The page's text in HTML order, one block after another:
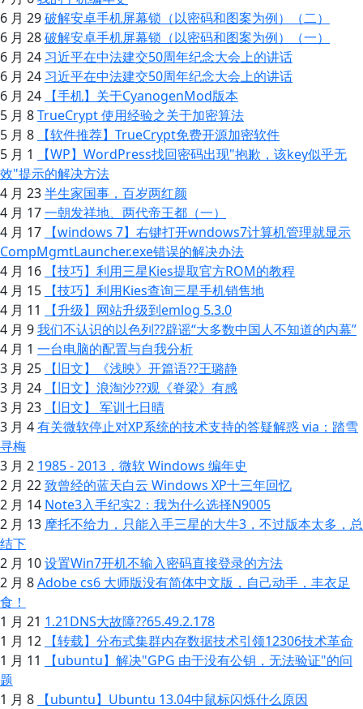
6 月 29破解安卓手机屏幕锁（以密码和图案为例）（二）
6 月 28破解安卓手机屏幕锁（以密码和图案为例）（一）
6 月 24 习近平在中法建交50周年纪念大会上的讲话
6 月 24 习近平在中法建交50周年纪念大会上的讲话
6 月 24
【手机】关于CyanogenMod版本
5 月 8TrueCrypt 使用经验之关于加密算法
5 月 8
【软件推荐】TrueCrypt免费开源加密软件
5 月 1
【WP】WordPress找回密码出现"抱歉，该key似乎无
效"提示的解决方法
4 月 23半生家国事，百岁两红颜
4 月 17一朝发祥地、两代帝王都（一）
4 月 17
【windows 7】右键打开wndows7计算机管理就显示
CompMgmtLauncher.exe错误的解决办法
4 月 16
【技巧】利用三星Kies提取官方ROM的教程
4 月 15
【技巧】利用Kies查询三星手机销售地
4 月 11
【升级】网站升级到emlog 5.3.0
4 月 9我们不认识的以色列??辟谣“大多数中国人不知道的内幕”
4 月 1 一台电脑的配置与自我分析
3 月 25
【旧文】《浅映》开篇语??王璐静
3 月 24
【旧文】浪淘沙??观《脊梁》有感
3 月 23
【旧文】 军训七日晴
3 月 4有关微软停止对XP系统的技术支持的答疑解惑 via：踏雪
寻梅
3 月 2 1985 - 2013，微软 Windows 编年史
2 月 22致曾经的蓝天白云 Windows XP十三年回忆
2 月 14 Note3入手纪实2：我为什么选择N9005
2 月 13 摩托不给力，只能入手三星的大牛3，不过版本太多，总
结下
2 月 10设置Win7开机不输入密码直接登录的方法
2 月 8Adobe cs6 大师版没有简体中文版，自己动手，丰衣足
食！
1 月 21 1.21DNS大故障??65.49.2.178
1 月 12
【转载】分布式集群内存数据技术引领12306技术革命
1 月 11
【ubuntu】解决"GPG 由于没有公钥，无法验证"的问
题
1 月 8
【ubuntu】Ubuntu 13.04中鼠标闪烁什么原因